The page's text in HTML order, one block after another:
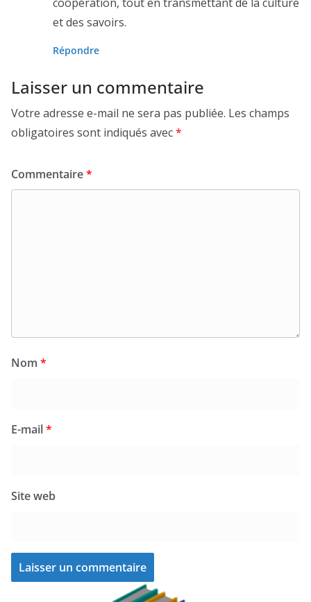
et des savoirs.
Répondre
Laisser un commentaire
Votre adresse e-mail ne sera pas publiée. Les champs
obligatoires sont indiqués avec*
Commentaire*
Nom *
E-mail*
Site web